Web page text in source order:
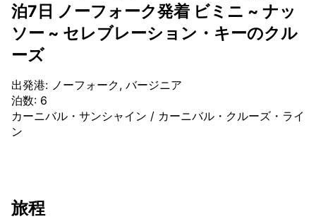
泊7日 ノーフォーク発着 ビミニ ~ ナッ
ソー ~ セレブレーション・キーのクル
ーズ
出発港: ノーフォーク, バージニア
泊数: 6
カーニバル・サンシャイン / カーニバル・クルーズ・ライ
ン
旅程